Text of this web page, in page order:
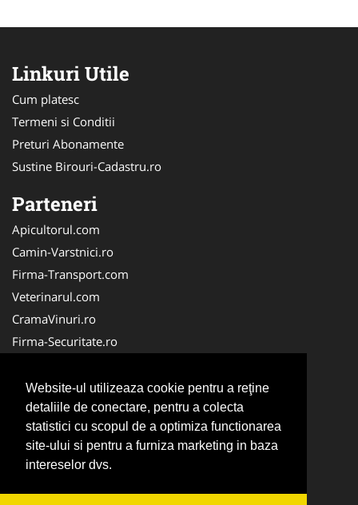
Website-ul utilizeaza cookie pentru a reţine
detaliile de conectare, pentru a colecta
statistici cu scopul de a optimiza functionarea
site-ului si pentru a furniza marketing in baza
intereselor dvs.
Linkuri Utile
Cum platesc
Termeni si Conditii
Preturi Abonamente
Sustine Birouri-Cadastru.ro
Parteneri
Apicultorul.com
Camin-Varstnici.ro
Firma-Transport.com
Veterinarul.com
CramaVinuri.ro
Firma-Securitate.ro
Service-Reparatii.com
Cardiologul.ro
CentraleBoilere.ro
CentruInchirieri.ro